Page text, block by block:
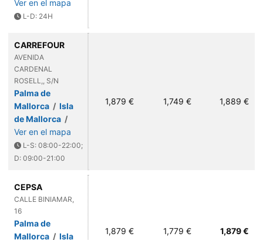
Ver en el mapa
L-D: 24H
CARREFOUR
AVENIDA
CARDENAL
ROSELL,, S/N
Palma de
Mallorca / Isla
de Mallorca /
Ver en el mapa
L-S: 08:00-22:00;
D: 09:00-21:00
1,879 € 1,749 € 1,889 €
CEPSA
CALLE BINIAMAR,
16
Palma de
Mallorca / Isla
1,879 € 1,779 € 1,879 €